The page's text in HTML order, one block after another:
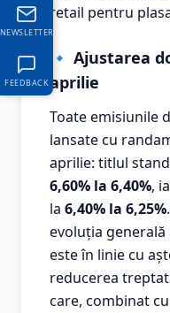
retail pentru
🔹 Ajustarea
aprilie
Toate emisiunile
lansate cu
aprilie: titlul
6,60% la 6,40%,
la 6,40% la 6,25%
evoluția
este în linie cu
reducerea
care, combinat
NEWSLETTER
FEEDBACK